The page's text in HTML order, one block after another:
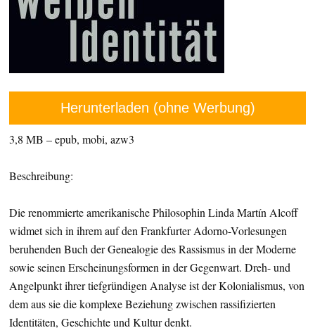
Herunterladen (ohne Werbung)
3,8 MB – epub, mobi, azw3
Beschreibung:
Die renommierte amerikanische Philosophin Linda Martín Alcoff
widmet sich in ihrem auf den Frankfurter Adorno-Vorlesungen
beruhenden Buch der Genealogie des Rassismus in der Moderne
sowie seinen Erscheinungsformen in der Gegenwart. Dreh- und
Angelpunkt ihrer tiefgründigen Analyse ist der Kolonialismus, von
dem aus sie die komplexe Beziehung zwischen rassifizierten
Identitäten, Geschichte und Kultur denkt.